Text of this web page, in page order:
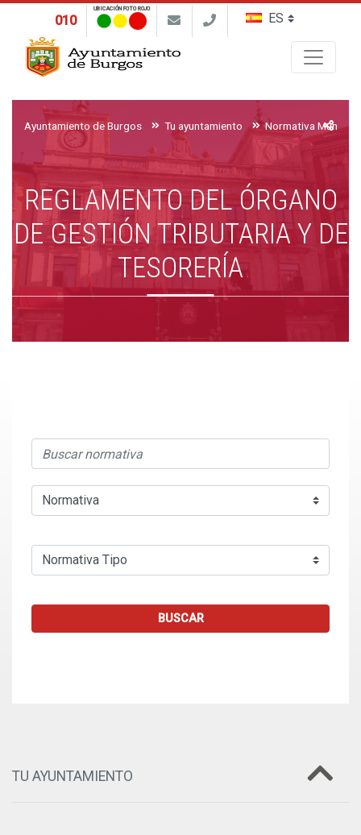
010
UBICACIÓN FOTO ROJO
Ayuntamiento de Burgos Tu ayuntamiento Normativa
REGLAMENTO DEL ÓRGANO
DE GESTIÓN TRIBUTARIA Y DE
TESORERÍA
BUSCAR
TU AYUNTAMIENTO